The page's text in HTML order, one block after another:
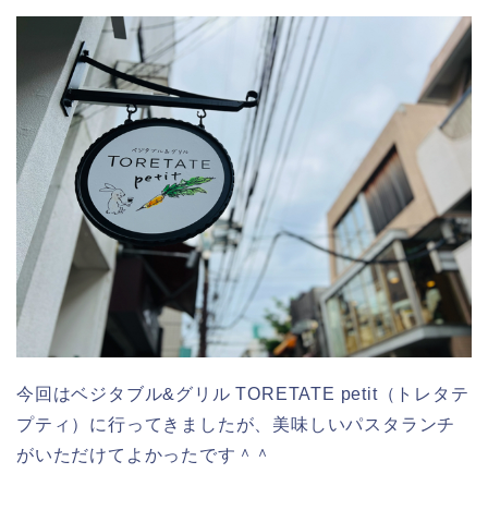
今回はベジタブル&グリル TORETATE petit（トレタテ
プティ）に行ってきましたが、美味しいパスタランチ
がいただけてよかったです＾＾